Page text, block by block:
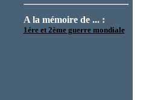
A la mémoire de ... :
1ére et 2ème guerre mondiale